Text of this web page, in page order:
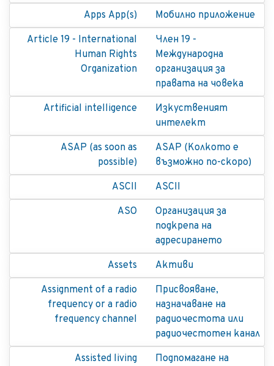
Apps App(s)
Мобилно приложение
Article 19 - International
Human Rights
Organization
Член 19 -
Международна
организация за
правата на човека
Artificial intelligence
Изкуственият
интелект
ASAP (as soon as
possible)
ASAP (Колкото е
възможно по-скоро)
ASCII
ASCII
ASO
Организация за
подкрепа на
адресирането
Assets
Активи
Assignment of a radio
frequency or a radio
frequency channel
Присвояване,
назначаване на
радиочестота или
радиочестотен канал
Assisted living
Подпомагане на